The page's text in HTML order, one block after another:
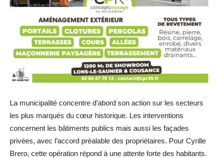
La municipalité concentre d’abord son action sur les secteurs
les plus marqués du cœur historique. Les interventions
concernent les bâtiments publics mais aussi les façades
privées, avec l’accord préalable des propriétaires. Pour Cyrille
Brero, cette opération répond à une attente forte des habitants.